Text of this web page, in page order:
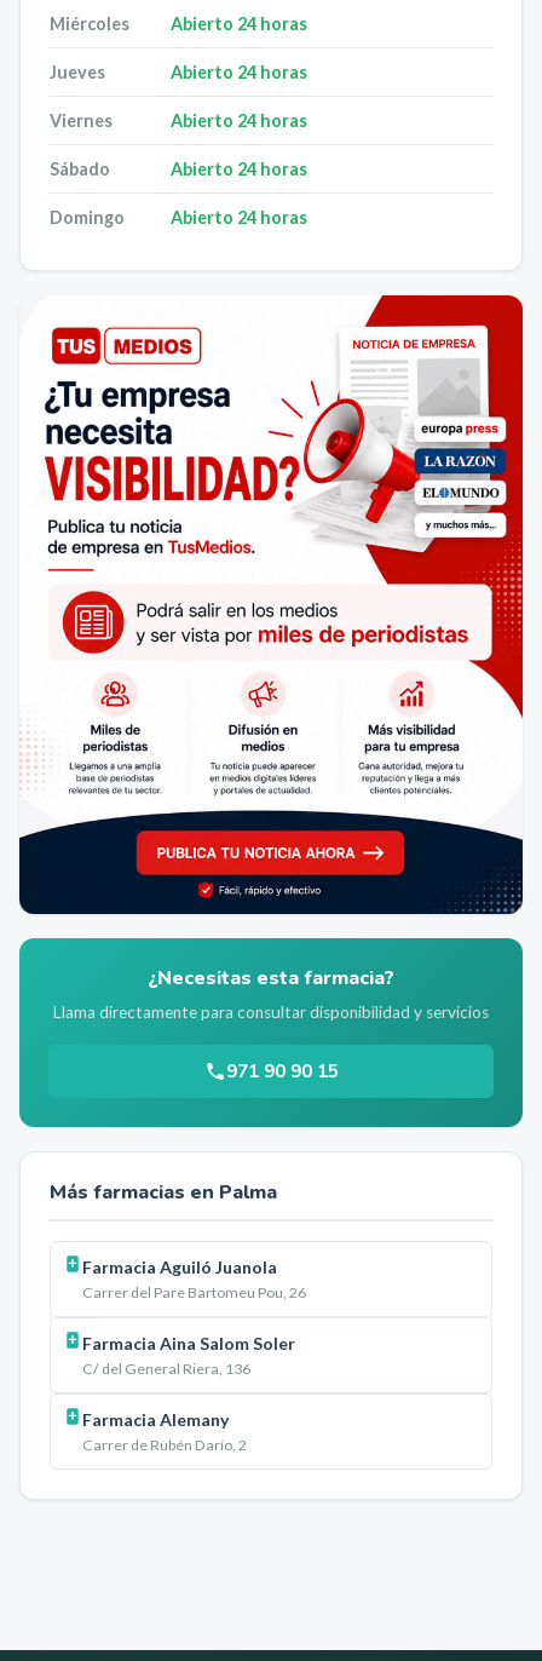
Miércoles Abierto 24 horas
Jueves Abierto 24 horas
Viernes Abierto 24 horas
Sábado Abierto 24 horas
Domingo Abierto 24 horas
¿Necesitas esta farmacia?
Llama directamente para consultar disponibilidad y servicios
971 90 90 15
Más farmacias en Palma
Farmacia Aguiló Juanola
Carrer del Pare Bartomeu Pou, 26
Farmacia Aina Salom Soler
C/ del General Riera, 136
Farmacia Alemany
Carrer de Rubén Darío, 2